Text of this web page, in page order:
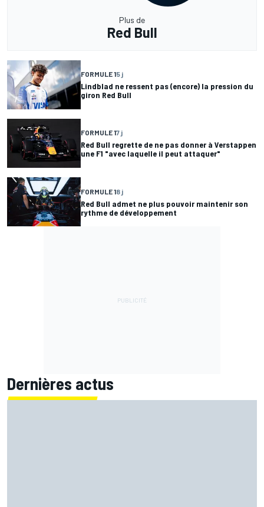
Plus de
Red Bull
FORMULE 15 j
Lindblad ne ressent pas (encore) la pression du
giron Red Bull
FORMULE 17 j
Red Bull regrette de ne pas donner à Verstappen
une F1 "avec laquelle il peut attaquer"
FORMULE 18 j
Red Bull admet ne plus pouvoir maintenir son
rythme de développement
Dernières actus